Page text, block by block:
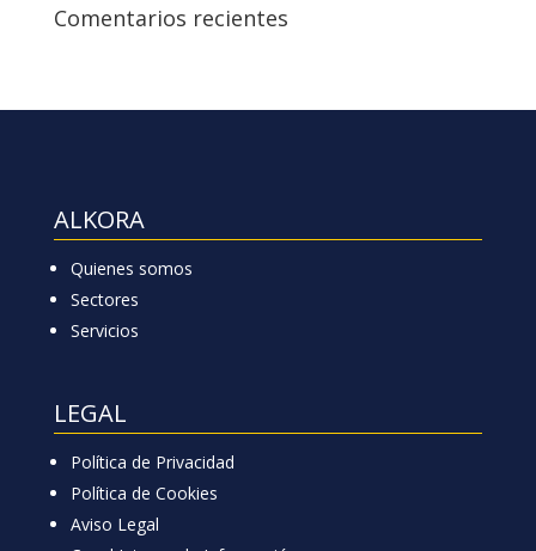
Comentarios recientes
ALKORA
Quienes somos
Sectores
Servicios
LEGAL
Política de Privacidad
Política de Cookies
Aviso Legal